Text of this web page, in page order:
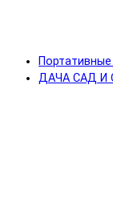
Портативные
ДАЧА САД И